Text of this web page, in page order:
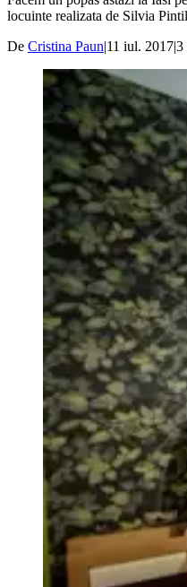
locuinte realizata de Silvia
De Cristina Paun|11 iul. 2017|3